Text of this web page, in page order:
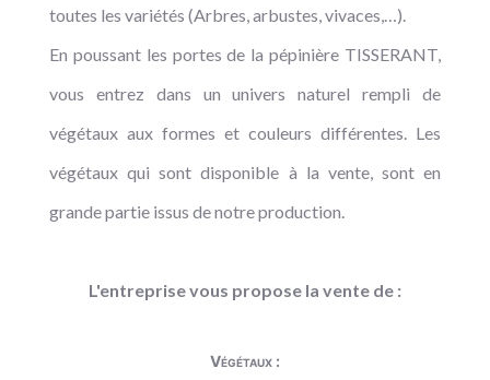
toutes les variétés (Arbres, arbustes, vivaces,…).
En poussant les portes de la pépinière TISSERANT,
vous entrez dans un univers naturel rempli de
végétaux aux formes et couleurs différentes. Les
végétaux qui sont disponible à la vente, sont en
grande partie issus de notre production.
L'entreprise vous propose la vente de :
Végétaux :